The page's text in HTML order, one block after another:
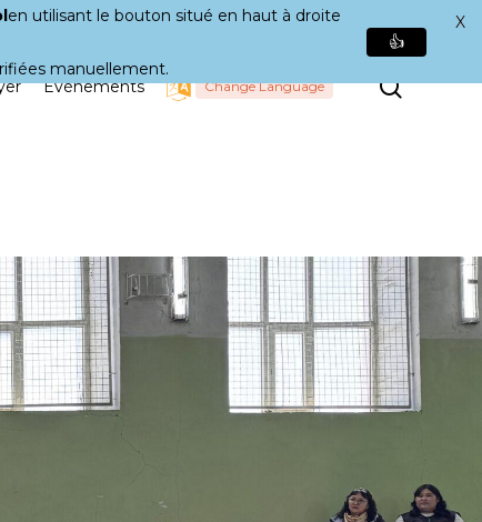
Événements Change Language
en utilisant le bouton situé en haut à droite
manuellement.
👍
X